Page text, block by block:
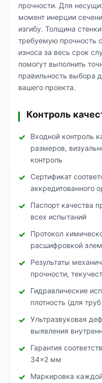
прочности. Для
момент инерции
изгибу. Толщина
требуемую прочность
износа за весь срок
помогут выполнить
правильность выбора
вашего проекта.
Контроль
Входной контроль
размеров,
контроль
Сертификат
аккредитованного
Паспорт качества
всех испытаний
Протокол
расшифровкой
Результаты
прочности,
Гидравлические
плотность (для
Ультразвуковая
выявления
Гарантия
34×2 мм
Маркировка